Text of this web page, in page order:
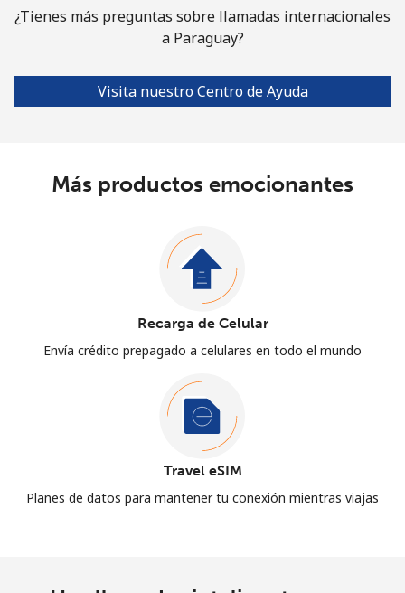
¿Tienes más preguntas sobre llamadas internacionales
a Paraguay?
Visita nuestro Centro de Ayuda
Más productos emocionantes
Recarga de Celular
Envía crédito prepagado a celulares en todo el mundo
Travel eSIM
Planes de datos para mantener tu conexión mientras viajas